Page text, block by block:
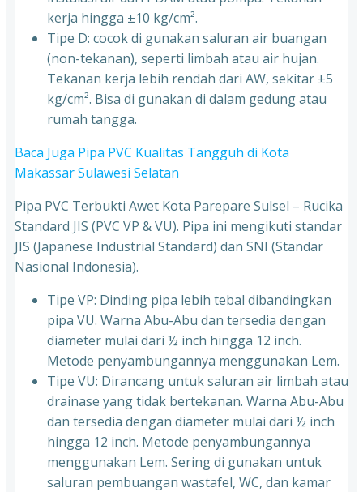
kerja hingga ±10 kg/cm².
Tipe D: cocok di gunakan saluran air buangan
(non-tekanan), seperti limbah atau air hujan.
Tekanan kerja lebih rendah dari AW, sekitar ±5
kg/cm². Bisa di gunakan di dalam gedung atau
rumah tangga.
Baca Juga Pipa PVC Kualitas Tangguh di Kota
Makassar Sulawesi Selatan
Pipa PVC Terbukti Awet Kota Parepare Sulsel – Rucika
Standard JIS (PVC VP & VU). Pipa ini mengikuti standar
JIS (Japanese Industrial Standard) dan SNI (Standar
Nasional Indonesia).
Tipe VP: Dinding pipa lebih tebal dibandingkan
pipa VU. Warna Abu-Abu dan tersedia dengan
diameter mulai dari ½ inch hingga 12 inch.
Metode penyambungannya menggunakan Lem.
Tipe VU: Dirancang untuk saluran air limbah atau
drainase yang tidak bertekanan. Warna Abu-Abu
dan tersedia dengan diameter mulai dari ½ inch
hingga 12 inch. Metode penyambungannya
menggunakan Lem. Sering di gunakan untuk
saluran pembuangan wastafel, WC, dan kamar